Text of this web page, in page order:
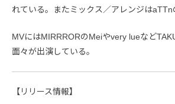
れている。またミックス／アレンジはaTTn
MVにはMIRRRORのMeiやvery lueなど
面々が出演している。
【リリース情報】